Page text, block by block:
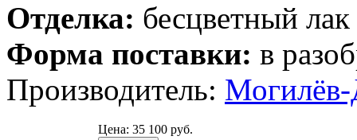
Отделка: бесцветный лак
Форма поставки: в
Производитель:
Цена: 35 100 руб.